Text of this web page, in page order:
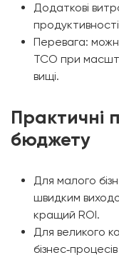
Додаткові
Перевага:
TCO при
вищі.
Практичні
бюджету
Для малого
швидким
кращий ROI.
Для великого